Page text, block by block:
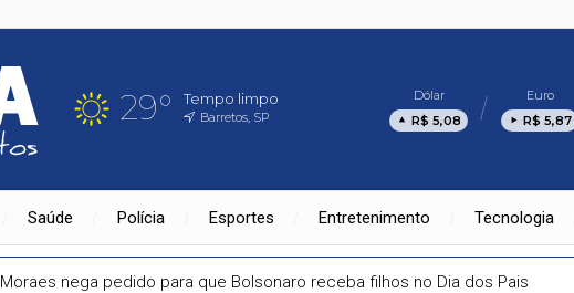
29° Tempo limpo
Barretos, SP
Dólar
R$ 5,08
Euro
R$ 5,87
Saúde Polícia Esportes Entretenimento Tecnologia
Moraes nega pedido para que Bolsonaro receba filhos no Dia dos Pais